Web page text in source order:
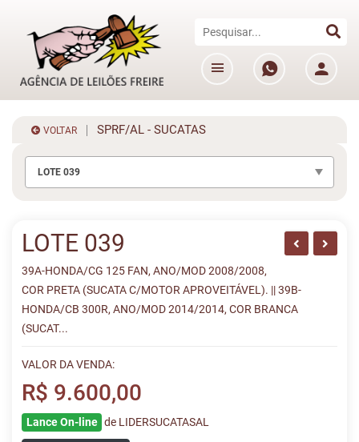
VOLTAR SPRF/AL - SUCATAS
LOTE 039
LOTE 039
39A-HONDA/CG 125 FAN, ANO/MOD 2008/2008,
COR PRETA (SUCATA C/MOTOR APROVEITÁVEL). || 39B-
HONDA/CB 300R, ANO/MOD 2014/2014, COR BRANCA
(SUCAT...
VALOR DA VENDA:
R$ 9.600,00
Lance On-line de LIDERSUCATASAL